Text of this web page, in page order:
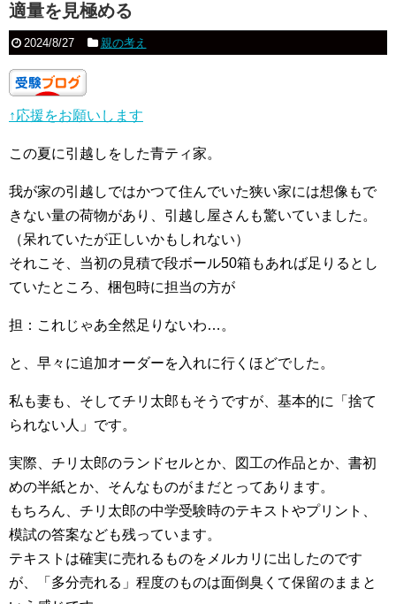
適量を見極める
2024/8/27 親の考え
↑応援をお願いします
この夏に引越しをした青ティ家。
我が家の引越しではかつて住んでいた狭い家には想像もで
きない量の荷物があり、引越し屋さんも驚いていました。
（呆れていたが正しいかもしれない）
それこそ、当初の見積で段ボール50箱もあれば足りるとし
ていたところ、梱包時に担当の方が
担：これじゃあ全然足りないわ…。
と、早々に追加オーダーを入れに行くほどでした。
私も妻も、そしてチリ太郎もそうですが、基本的に「捨て
られない人」です。
実際、チリ太郎のランドセルとか、図工の作品とか、書初
めの半紙とか、そんなものがまだとってあります。
もちろん、チリ太郎の中学受験時のテキストやプリント、
模試の答案なども残っています。
テキストは確実に売れるものをメルカリに出したのです
が、「多分売れる」程度のものは面倒臭くて保留のままと